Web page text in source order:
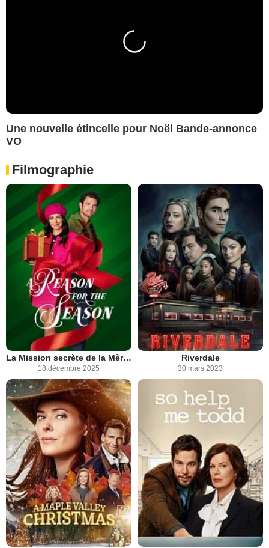
Une nouvelle étincelle pour Noël Bande-annonce
VO
Filmographie
La Mission secrète de la Mère Noël
18 décembre 2025
Riverdale
30 mars 2023